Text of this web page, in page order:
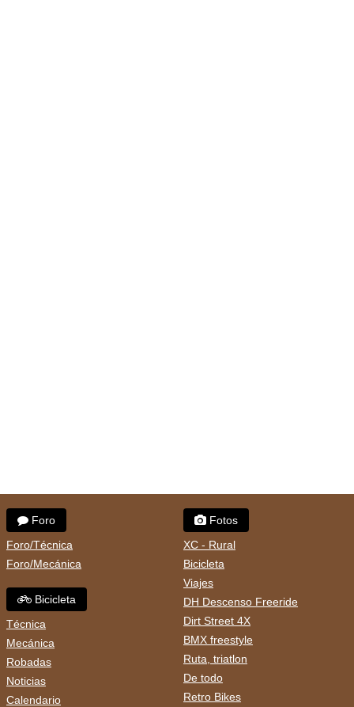
Foro
Foro/Técnica
Foro/Mecánica
Bicicleta
Técnica
Mecánica
Robadas
Noticias
Calendario
Fotos
XC - Rural
Bicicleta
Viajes
DH Descenso Freeride
Dirt Street 4X
BMX freestyle
Ruta, triatlon
De todo
Retro Bikes